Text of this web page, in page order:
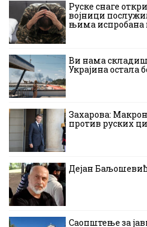
Руске снаге
војници
њима испробана
Ви нама
Украјина остала
Захарова:
против руских
Дејан
Саопштење за